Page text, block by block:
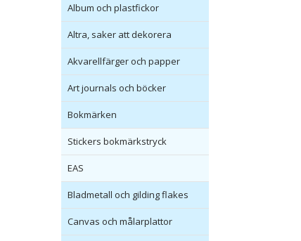
Album och plastfickor
Altra, saker att dekorera
Akvarellfärger och papper
Art journals och böcker
Bokmärken
Stickers bokmärkstryck
EAS
Bladmetall och gilding flakes
Canvas och målarplattor